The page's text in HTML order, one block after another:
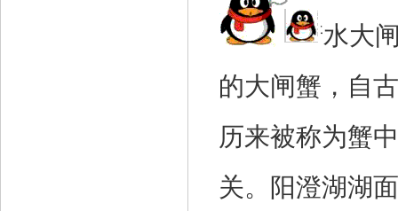
阳澄湖清水大
的大闸蟹，自
历来被称为蟹
关。阳澄湖湖